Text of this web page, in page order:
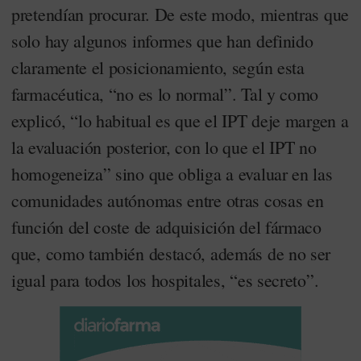
pretendían procurar. De este modo, mientras que
solo hay algunos informes que han definido
claramente el posicionamiento, según esta
farmacéutica, “no es lo normal”. Tal y como
explicó, “lo habitual es que el IPT deje margen a
la evaluación posterior, con lo que el IPT no
homogeneiza” sino que obliga a evaluar en las
comunidades autónomas entre otras cosas en
función del coste de adquisición del fármaco
que, como también destacó, además de no ser
igual para todos los hospitales, “es secreto”.